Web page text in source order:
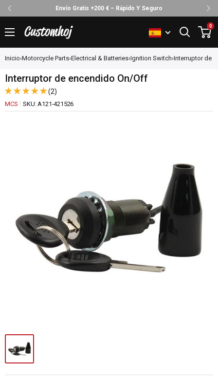
Envío Gratis +200 € – Rápido Y Seguro
directamente
al
contenido
Customhoj
0
Inicio›Motorcycle Parts›Electrical & Batteries›Ignition Switch›Interruptor de
Interruptor de encendido On/Off
(2)
MCS SKU: A121-421526